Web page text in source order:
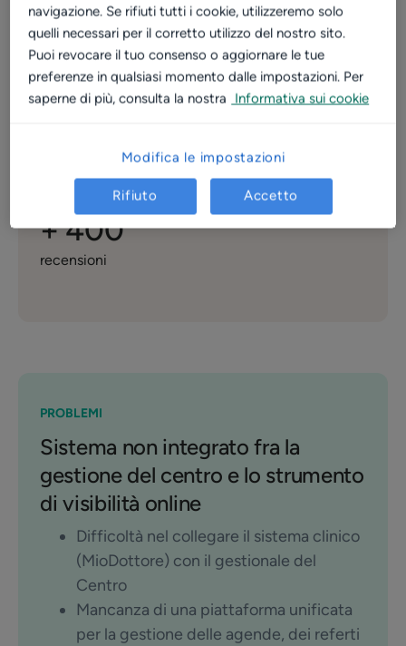
~ 4500
prenotazioni online
prenotazioni fuori orario di lavoro
+ 400
recensioni
PROBLEMI
Sistema non integrato fra la
gestione del centro e lo strumento
di visibilità online
Difficoltà nel collegare il sistema clinico
(MioDottore) con il gestionale del
Centro
Mancanza di una piattaforma unificata
per la gestione delle agende, dei referti
navigazione. Se rifiuti tutti i cookie, utilizzeremo solo
quelli necessari per il corretto utilizzo del nostro sito.
Puoi revocare il tuo consenso o aggiornare le tue
preferenze in qualsiasi momento dalle impostazioni. Per
saperne di più, consulta la nostra
Informativa sui cookie
Modifica le impostazioni
Rifiuto Accetto